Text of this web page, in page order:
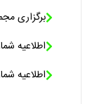
برگزاری
اطلاعیه
اطلاعیه